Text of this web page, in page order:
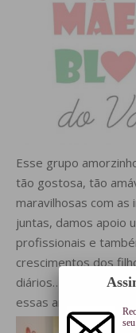
Esse grupo
tão gostosa, tão
maravilhosas com
juntas, damos apoio
profissionais e
crescimentos dos
diários… Tem sido 4
essas amadas